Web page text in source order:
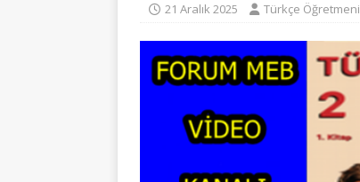
21 Aralık 2025 Türkçe Öğretmeni